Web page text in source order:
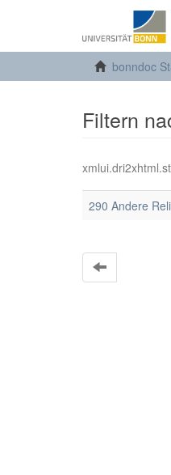
bonndoc
Filtern
290 Andere